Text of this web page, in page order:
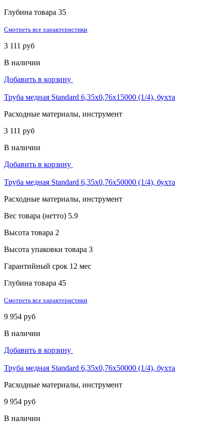
Глубина товара 35
Смотреть все характеристики
3 111 руб
В наличии
Добавить в корзину
Труба медная Standard 6,35х0,76х15000 (1/4), бухта
Расходные материалы, инструмент
3 111 руб
В наличии
Добавить в корзину
Труба медная Standard 6,35х0,76х50000 (1/4), бухта
Расходные материалы, инструмент
Вес товара (нетто) 5.9
Высота товара 2
Высота упаковки товара 3
Гарантийный срок 12 мес
Глубина товара 45
Смотреть все характеристики
9 954 руб
В наличии
Добавить в корзину
Труба медная Standard 6,35х0,76х50000 (1/4), бухта
Расходные материалы, инструмент
9 954 руб
В наличии